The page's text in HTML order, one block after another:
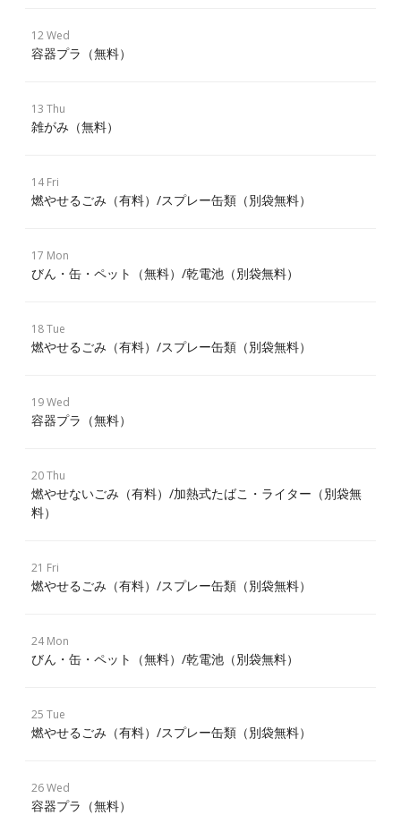
12 Wed
容器プラ（無料）
13 Thu
雑がみ（無料）
14 Fri
燃やせるごみ（有料）/スプレー缶類（別袋無料）
17 Mon
びん・缶・ペット（無料）/乾電池（別袋無料）
18 Tue
燃やせるごみ（有料）/スプレー缶類（別袋無料）
19 Wed
容器プラ（無料）
20 Thu
燃やせないごみ（有料）/加熱式たばこ・ライター（別袋無
料）
21 Fri
燃やせるごみ（有料）/スプレー缶類（別袋無料）
24 Mon
びん・缶・ペット（無料）/乾電池（別袋無料）
25 Tue
燃やせるごみ（有料）/スプレー缶類（別袋無料）
26 Wed
容器プラ（無料）